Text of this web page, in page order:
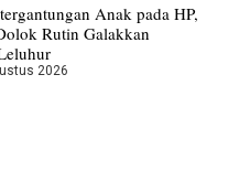
Anak pada HP,
Rutin Galakkan
2026